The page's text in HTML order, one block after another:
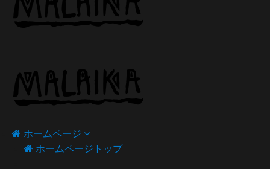
ホームページ
ホームページトップ